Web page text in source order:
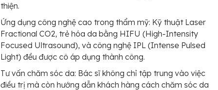
thiện.
Ứng dụng công nghệ cao trong thẩm mỹ: Kỹ thuật Laser
Fractional CO2, trẻ hóa da bằng HIFU (High-Intensity
Focused Ultrasound), và công nghệ IPL (Intense Pulsed
Light) đều được cô áp dụng thành công.
Tư vấn chăm sóc da: Bác sĩ không chỉ tập trung vào việc
điều trị mà còn hướng dẫn khách hàng cách chăm sóc da